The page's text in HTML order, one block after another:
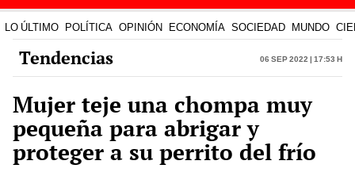
LO ÚLTIMO POLÍTICA OPINIÓN ECONOMÍA SOCIEDAD MUNDO
Tendencias 06 Sep 2022 | 17:53 h
Mujer teje una chompa muy
pequeña para abrigar y
proteger a su perrito del frío